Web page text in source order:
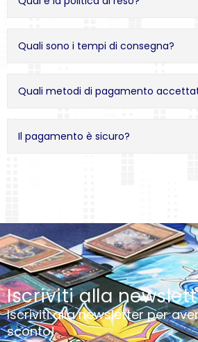
Quali sono i tempi di consegna?
Quali metodi di pagamento
Il pagamento è sicuro?
Iscriviti alla
Iscriviti alla newsletter per
sconto!